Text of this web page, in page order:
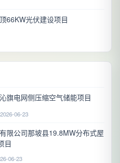
66KW光伏建设项目
旗电网侧压缩空气储能项目
06-23
限公司那坡县19.8MW分布式屋
目
06-23